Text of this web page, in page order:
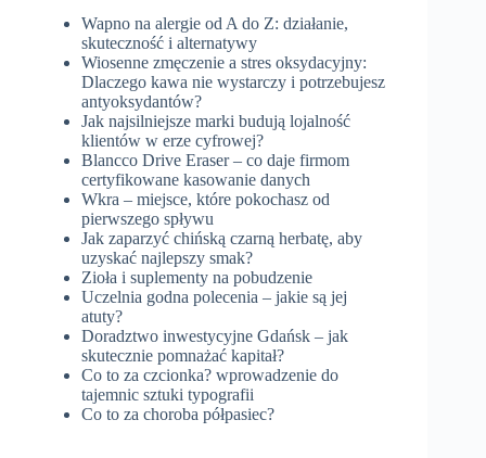
Wapno na alergie od A do Z: działanie,
skuteczność i alternatywy
Wiosenne zmęczenie a stres oksydacyjny:
Dlaczego kawa nie wystarczy i potrzebujesz
antyoksydantów?
Jak najsilniejsze marki budują lojalność
klientów w erze cyfrowej?
Blancco Drive Eraser – co daje firmom
certyfikowane kasowanie danych
Wkra – miejsce, które pokochasz od
pierwszego spływu
Jak zaparzyć chińską czarną herbatę, aby
uzyskać najlepszy smak?
Zioła i suplementy na pobudzenie
Uczelnia godna polecenia – jakie są jej
atuty?
Doradztwo inwestycyjne Gdańsk – jak
skutecznie pomnażać kapitał?
Co to za czcionka? wprowadzenie do
tajemnic sztuki typografii
Co to za choroba półpasiec?